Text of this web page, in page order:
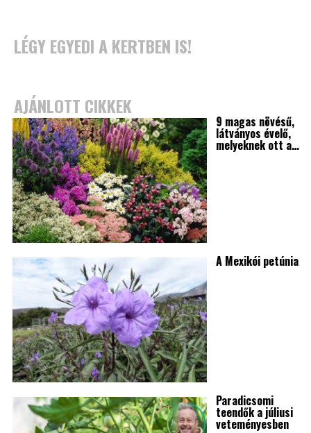
LÉGY EGYEDI A KERTBEN IS!
AJÁNLOTT CIKKEK
9 magas növésű,
látványos évelő,
melyeknek ott a…
A Mexikói petúnia
Paradicsomi
teendők a júliusi
veteményesben